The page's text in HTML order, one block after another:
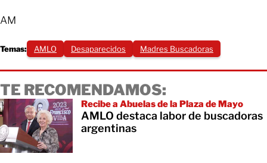
AM
Temas: AMLO Desaparecidos Madres Buscadoras
TE RECOMENDAMOS:
Recibe a Abuelas de la Plaza de Mayo
AMLO destaca labor de buscadoras
argentinas